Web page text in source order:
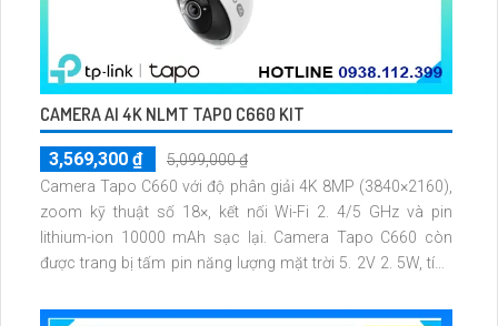
CAMERA AI 4K NLMT TAPO C660 KIT
3,569,300 ₫
5,099,000 ₫
Camera Tapo C660 với độ phân giải 4K 8MP (3840×2160),
zoom kỹ thuật số 18×, kết nối Wi-Fi 2. 4/5 GHz và pin
lithium-ion 10000 mAh sạc lại. Camera Tapo C660 còn
được trang bị tấm pin năng lượng mặt trời 5. 2V 2. 5W, tích
microSD tối đa 512 GB